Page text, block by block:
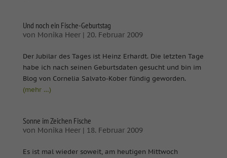
Und noch ein Fische-Geburtstag
von Monika Heer| 20. Februar 2009
Der Jubilar des Tages ist Heinz Erhardt. Die letzten Tage
habe ich nach seinen Geburtsdaten gesucht und bin im
Blog von Cornelia Salvato-Kober fündig geworden.
(mehr …)
Sonne im Zeichen Fische
von Monika Heer| 18. Februar 2009
Es ist mal wieder soweit, am heutigen Mittwoch